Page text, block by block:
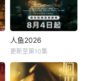
人鱼2026
更新至第10集